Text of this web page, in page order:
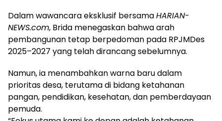
Dalam wawancara eksklusif bersamaHARIAN-
NEWS.com, Brida menegaskan bahwa arah
pembangunan tetap berpedoman pada RPJMDes
2025–2027 yang telah dirancang sebelumnya.
Namun, ia menambahkan warna baru dalam
prioritas desa, terutama di bidang ketahanan
pangan, pendidikan, kesehatan, dan pemberdayaan
pemuda.